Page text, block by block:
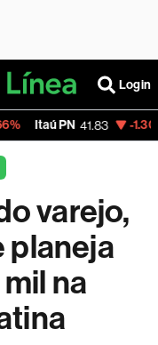
Login
41.83 -1.30% Magalu
varejo,
planeja
na